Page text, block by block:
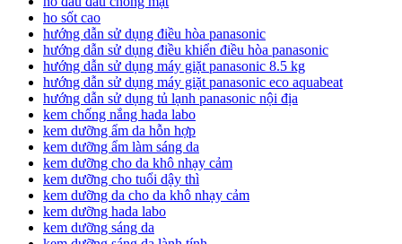
ho sốt cao
hướng dẫn sử dụng điều hòa panasonic
hướng dẫn sử dụng điều khiển điều hòa panasonic
hướng dẫn sử dụng máy giặt panasonic 8.5 kg
hướng dẫn sử dụng máy giặt panasonic eco aquabeat
hướng dẫn sử dụng tủ lạnh panasonic nội địa
kem chống nắng hada labo
kem dưỡng ẩm da hỗn hợp
kem dưỡng ẩm làm sáng da
kem dưỡng cho da khô nhạy cảm
kem dưỡng cho tuổi dậy thì
kem dưỡng da cho da khô nhạy cảm
kem dưỡng hada labo
kem dưỡng sáng da